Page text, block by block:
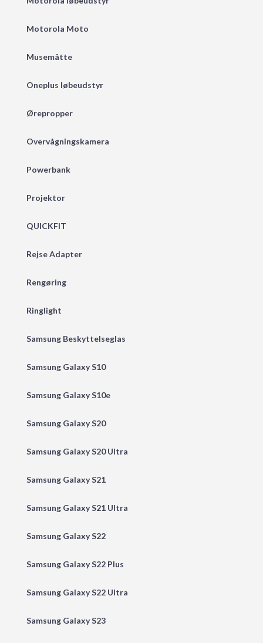
Motorola Moto
Musemåtte
Oneplus løbeudstyr
Ørepropper
Overvågningskamera
Powerbank
Projektor
QUICKFIT
Rejse Adapter
Rengøring
Ringlight
Samsung Beskyttelseglas
Samsung Galaxy S10
Samsung Galaxy S10e
Samsung Galaxy S20
Samsung Galaxy S20 Ultra
Samsung Galaxy S21
Samsung Galaxy S21 Ultra
Samsung Galaxy S22
Samsung Galaxy S22 Plus
Samsung Galaxy S22 Ultra
Samsung Galaxy S23